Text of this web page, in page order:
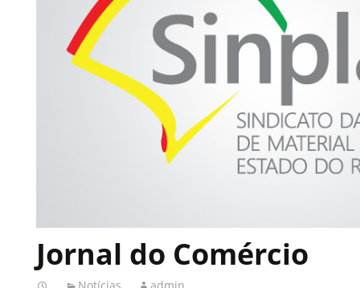
Jornal do Comércio